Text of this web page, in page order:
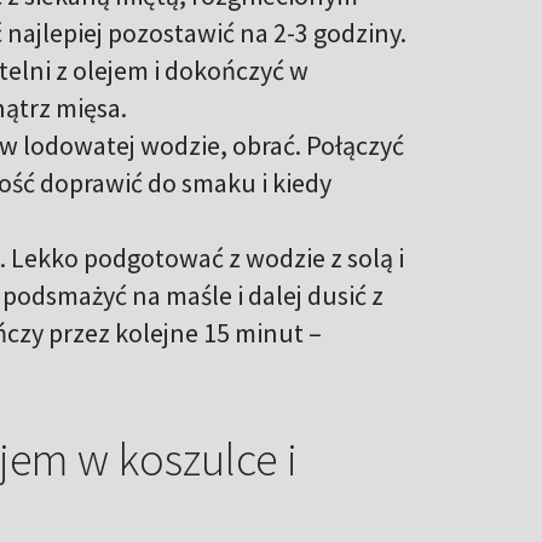
pozostawić na 2-3 godziny.
z olejem i dokończyć w
mięsa.
lodowatej wodzie, obrać. Połączyć
doprawić do smaku i kiedy
podgotować z wodzie z solą i
na maśle i dalej dusić z
przez kolejne 15 minut –
w koszulce i